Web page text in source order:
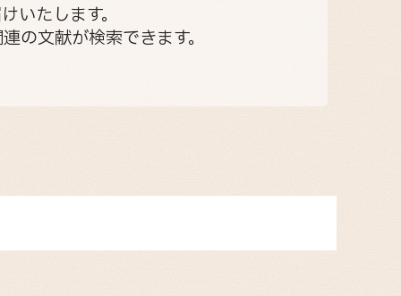
いたします。
の文献が検索できます。